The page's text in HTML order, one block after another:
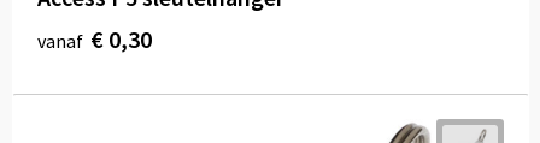
vanaf € 0,30